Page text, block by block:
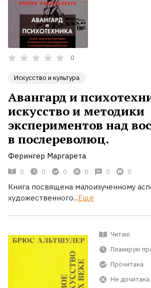
0
Искусство и культура
Авангард и
искусство и методики
экспериментов над
в послереволюц.
Ферингер Маргарета
0 0 0 0 0 0
Книга посвящена малоизученному
художественного...Ещё
Читаю
Планирую
Прочитана
Не дочитана